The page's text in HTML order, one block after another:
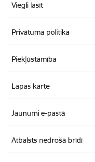
Viegli lasīt
Privātuma politika
Piekļūstamība
Lapas karte
Jaunumi e-pastā
Atbalsts nedrošā brīdī